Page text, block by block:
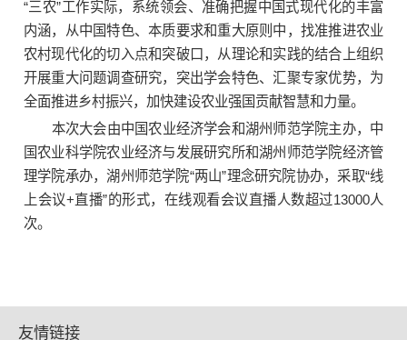
“三农”工作实际，系统领会、准确把握中国式现代化的丰富
内涵，从中国特色、本质要求和重大原则中，找准推进农业
农村现代化的切入点和突破口，从理论和实践的结合上组织
开展重大问题调查研究，突出学会特色、汇聚专家优势，为
全面推进乡村振兴，加快建设农业强国贡献智慧和力量。
本次大会由中国农业经济学会和湖州师范学院主办，中
国农业科学院农业经济与发展研究所和湖州师范学院经济管
理学院承办，湖州师范学院“两山”理念研究院协办，采取“线
上会议+直播”的形式，在线观看会议直播人数超过13000人
次。
友情链接